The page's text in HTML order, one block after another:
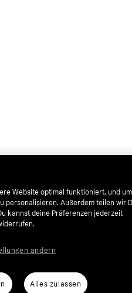
Website optimal funktioniert, und
personalisieren. Außerdem teilen wir
kannst deine Präferenzen jederzeit
Alles zulassen
ändern